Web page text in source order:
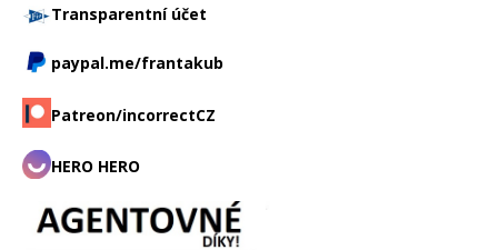
Transparentní účet
paypal.me/frantakub
Patreon/incorrectCZ
HERO HERO